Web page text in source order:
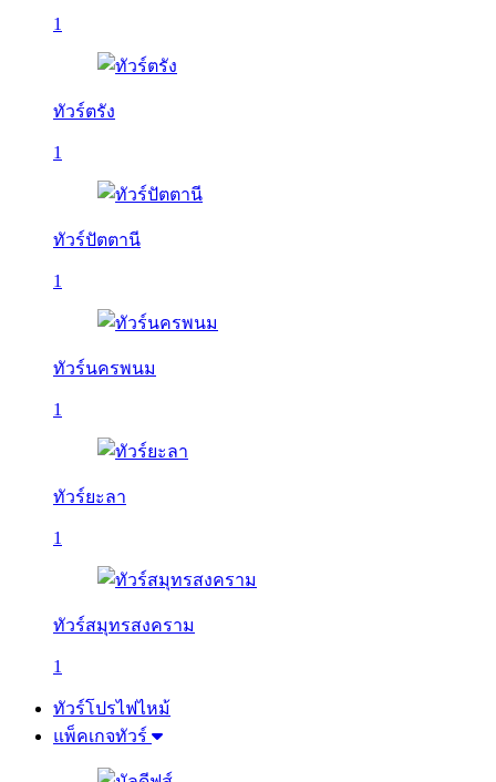
1
ทัวร์ตรัง
1
ทัวร์ปัตตานี
1
ทัวร์นครพนม
1
ทัวร์ยะลา
1
ทัวร์สมุทรสงคราม
1
ทัวร์โปรไฟไหม้
แพ็คเกจทัวร์